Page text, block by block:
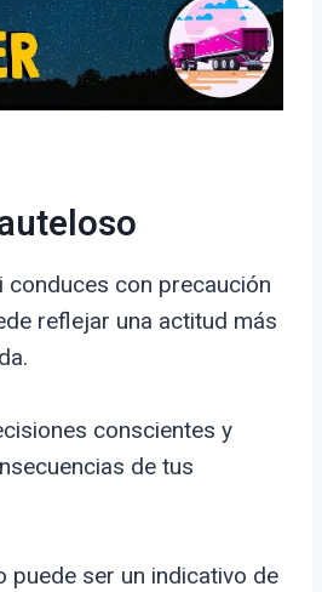
conduces con precaución
reflejar una actitud más
conscientes y
de tus
puede ser un indicativo de